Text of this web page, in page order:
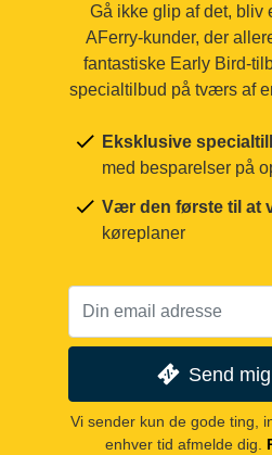
Gå ikke glip af det, bliv
AFerry-kunder, der
fantastiske Early Bird-
specialtilbud på tværs af
Eksklusive
med besparelser på
Vær den første til at
køreplaner
Send
Vi sender kun de gode ting,
enhver tid afmelde dig.